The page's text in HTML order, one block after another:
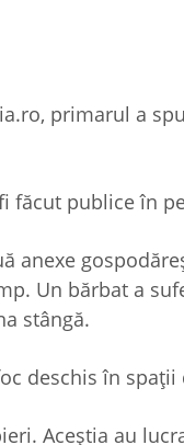
primarul a
publice în
Un bărbat a
stângă.
deschis în spații
Aceștia au